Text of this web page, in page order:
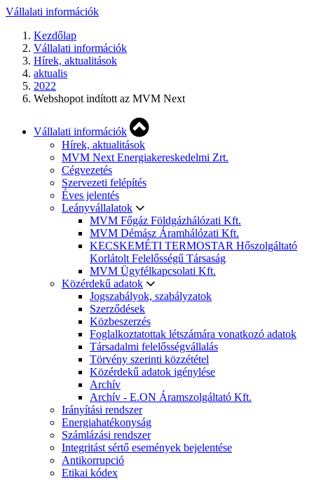
Vállalati információk
Kezdőlap
Vállalati információk
Hírek, aktualitások
aktualis
2022
Webshopot indított az MVM Next
Vállalati információk
Hírek, aktualitások
MVM Next Energiakereskedelmi Zrt.
Cégvezetés
Szervezeti felépítés
Éves jelentés
Leányvállalatok
MVM Főgáz Földgázhálózati Kft.
MVM Démász Áramhálózati Kft.
KECSKEMÉTI TERMOSTAR Hőszolgáltató
Korlátolt Felelősségű Társaság
MVM Ügyfélkapcsolati Kft.
Közérdekű adatok
Jogszabályok, szabályzatok
Szerződések
Közbeszerzés
Foglalkoztatottak létszámára vonatkozó adatok
Társadalmi felelősségvállalás
Törvény szerinti közzététel
Közérdekű adatok igénylése
Archív
Archív - E.ON Áramszolgáltató Kft.
Irányítási rendszer
Energiahatékonyság
Számlázási rendszer
Integritást sértő események bejelentése
Antikorrupció
Etikai kódex